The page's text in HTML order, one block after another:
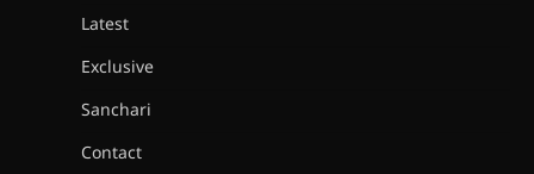
Latest
Exclusive
Sanchari
Contact